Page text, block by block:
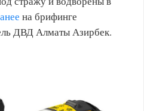
на брифинге
ДВД Алматы Азирбек.